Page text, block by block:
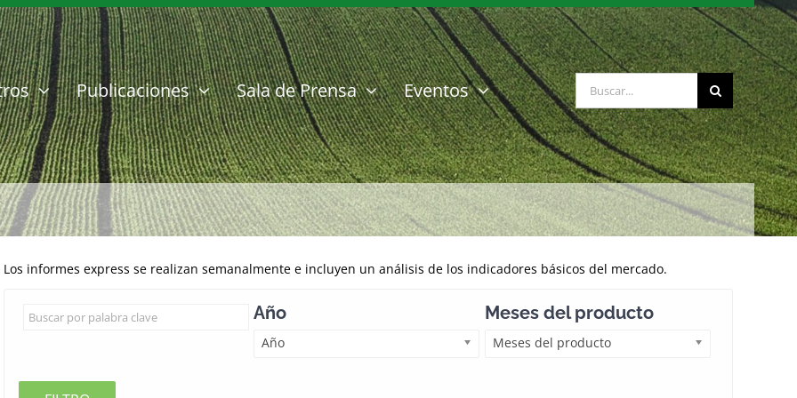
Publicaciones Sala de Prensa Eventos Buscar:
Los informes express se realizan semanalmente e incluyen un análisis de los indicadores básicos del mercado.
Año
Año
Meses del producto
Meses del producto